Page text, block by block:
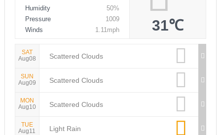
Humidity
50%
Pressure
1009
Winds
1.11mph 31℃
SAT
Aug08
Scattered Clouds
SUN
Aug09
Scattered Clouds
MON
Aug10
Scattered Clouds
TUE
Aug11
Light Rain